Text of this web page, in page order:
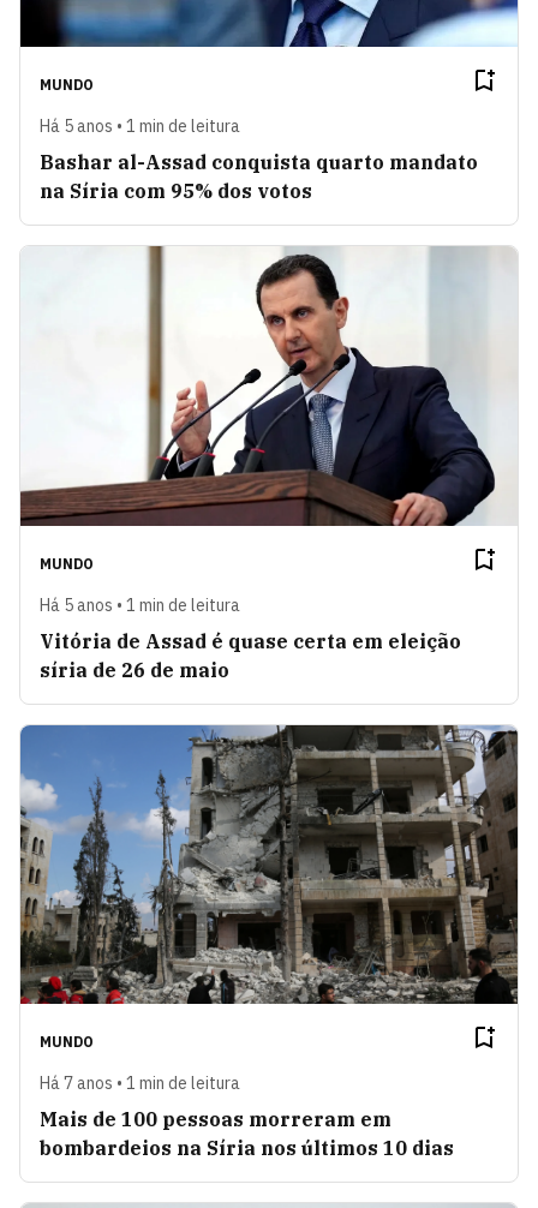
MUNDO
Há 5 anos • 1 min de leitura
Bashar al-Assad conquista quarto mandato
na Síria com 95% dos votos
MUNDO
Há 5 anos • 1 min de leitura
Vitória de Assad é quase certa em eleição
síria de 26 de maio
MUNDO
Há 7 anos • 1 min de leitura
Mais de 100 pessoas morreram em
bombardeios na Síria nos últimos 10 dias